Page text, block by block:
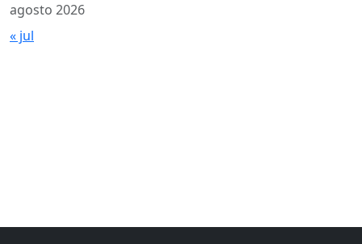
agosto 2026
« jul